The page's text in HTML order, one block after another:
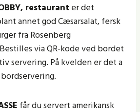
restaurant er det
annet god Cæsarsalat, fersk
fra Rosenberg
via QR-kode ved bordet
servering. På kvelden er det a
får du servert amerikansk